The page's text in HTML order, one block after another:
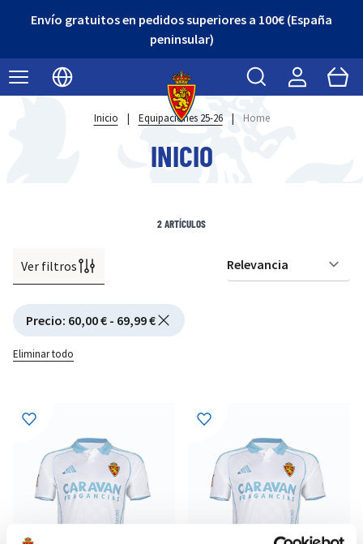
Envío gratuitos en pedidos superiores a 100€ (España
peninsular)
Seleccionar idioma
Buscar Cart
Inicio | Equipaciones 25-26 | Home
INICIO
Ver filtros
Active filtering
Precio: 60,00 € - 69,99 €
Eliminar todo
2ARTÍCULOS